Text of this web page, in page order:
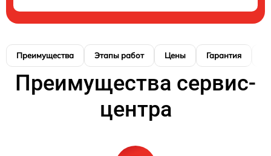
Преимущества Этапы работ Цены Гарантия
Преимущества сервис-
центра